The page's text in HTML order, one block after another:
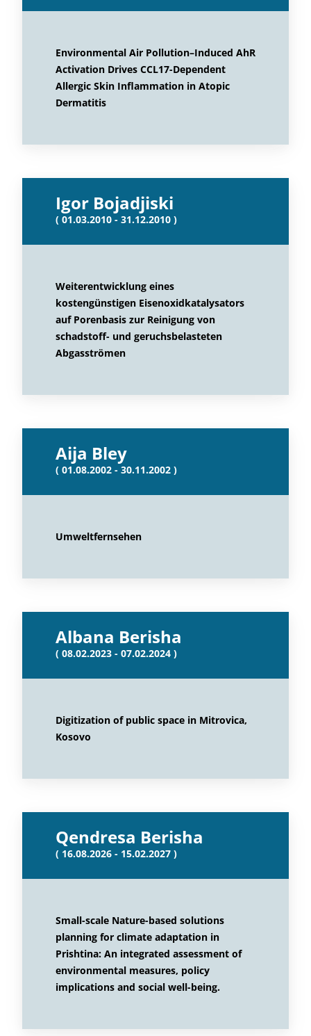
Environmental Air Pollution–Induced AhR
Activation Drives CCL17-Dependent
Allergic Skin Inflammation in Atopic
Dermatitis
Igor Bojadjiski
( 01.03.2010 - 31.12.2010 )
Weiterentwicklung eines
kostengünstigen Eisenoxidkatalysators
auf Porenbasis zur Reinigung von
schadstoff- und geruchsbelasteten
Abgasströmen
Aija Bley
( 01.08.2002 - 30.11.2002 )
Umweltfernsehen
Albana Berisha
( 08.02.2023 - 07.02.2024 )
Digitization of public space in Mitrovica,
Kosovo
Qendresa Berisha
( 16.08.2026 - 15.02.2027 )
Small-scale Nature-based solutions
planning for climate adaptation in
Prishtina: An integrated assessment of
environmental measures, policy
implications and social well-being.